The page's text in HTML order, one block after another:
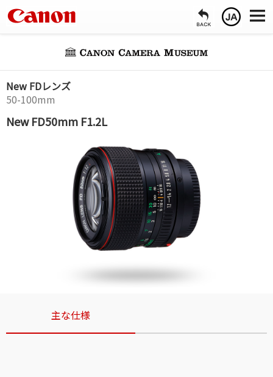
New FDレンズ
50-100mm
New FD50mm F1.2L
主な仕様